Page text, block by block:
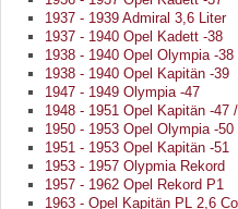
1937 - 1939 Admiral 3,6 Liter
1937 - 1940 Opel Kadett -38
1938 - 1940 Opel Olympia -
1938 - 1940 Opel Kapitän -39
1947 - 1949 Olympia -47
1948 - 1951 Opel Kapitän -47
1950 - 1953 Opel Olympia -50
1951 - 1953 Opel Kapitän -51
1953 - 1957 Olypmia Rekord
1957 - 1962 Opel Rekord P1
1963 - Opel Kapitän PL 2,6